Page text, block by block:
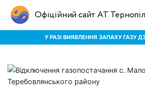
Офіційний сайт АТ
У РАЗІ ВИЯВЛЕННЯ ЗАПАХУ ГАЗУ